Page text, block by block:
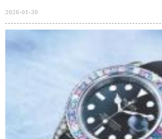
2026-01-30